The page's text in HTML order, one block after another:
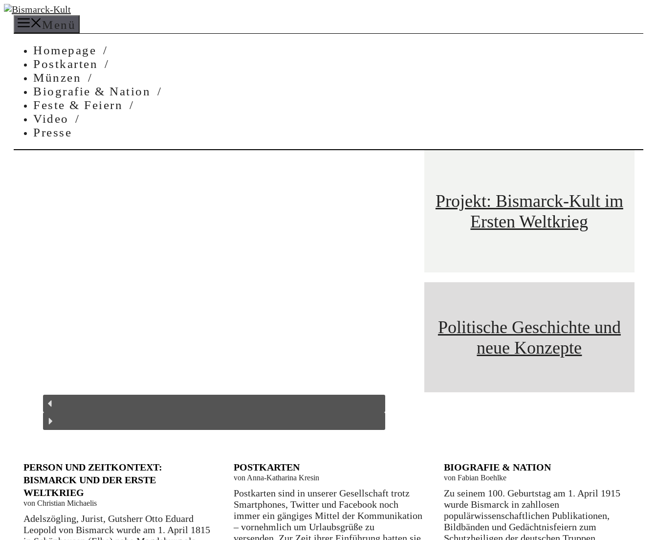
Zum
Inhalt
springen Menü
Homepage
Postkarten
Münzen
Biografie & Nation
Feste & Feiern
Video
Presse
Projekt: Bismarck-Kult im
Ersten Weltkrieg
Politische Geschichte und
neue Konzepte
PERSON UND ZEITKONTEXT:
BISMARCK UND DER ERSTE
WELTKRIEG
von Christian Michaelis
Adelszögling, Jurist, Gutsherr Otto Eduard
Leopold von Bismarck wurde am 1. April 1815
POSTKARTEN
von Anna-Katharina Kresin
Postkarten sind in unserer Gesellschaft trotz
Smartphones, Twitter und Facebook noch
immer ein gängiges Mittel der Kommunikation
– vornehmlich um Urlaubsgrüße zu
BIOGRAFIE & NATION
von Fabian Boehlke
Zu seinem 100. Geburtstag am 1. April 1915
wurde Bismarck in zahllosen
populärwissenschaftlichen Publikationen,
Bildbänden und Gedächtnisfeiern zum